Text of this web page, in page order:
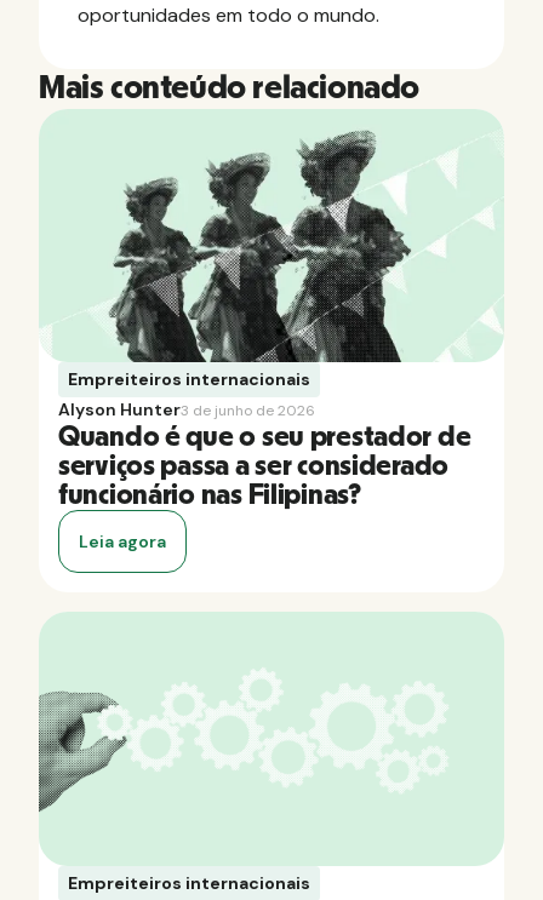
oportunidades em todo o mundo.
Mais conteúdo relacionado
Empreiteiros internacionais
Alyson Hunter3 de junho de 2026
Quando é que o seu prestador de
serviços passa a ser considerado
funcionário nas Filipinas?
Leia agora
Empreiteiros internacionais